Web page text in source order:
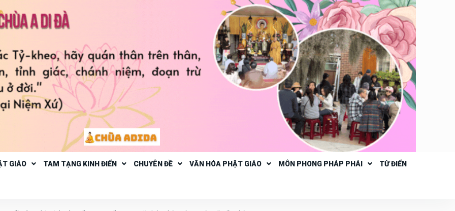
GIÁO TAM TẠNG KINH ĐIỂN CHUYÊN ĐỀ VĂN HÓA PHẬT GIÁO MÔN PHONG PHÁP PHÁI TỪ ĐIỂN